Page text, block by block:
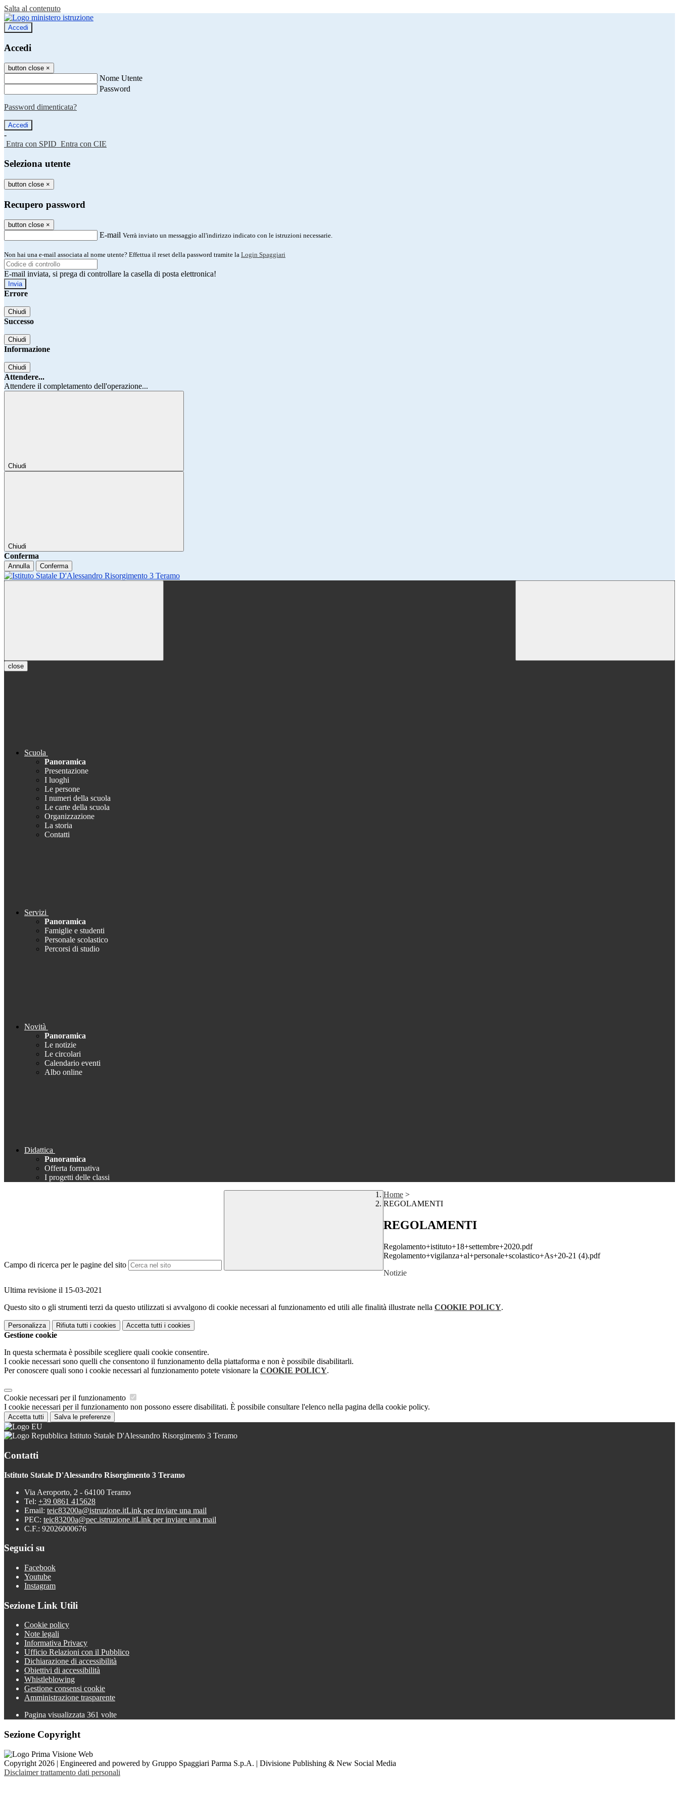
Salta al contenuto
Accedi
Accedi
button close ×
Nome Utente
Password
Password dimenticata?
-
Entra con SPID Entra con CIE
Seleziona utente
button close ×
Recupero password
button close ×
E-mail Verrà inviato un messaggio all'indirizzo indicato con le istruzioni necessarie.
Non hai una e-mail associata al nome utente? Effettua il reset della password tramite la Login Spaggiari
E-mail inviata, si prega di controllare la casella di posta elettronica!
Errore
Chiudi
Successo
Chiudi
Informazione
Chiudi
Attendere...
Attendere il completamento dell'operazione...
Chiudi
Chiudi
Conferma
Annulla Conferma
close
Scuola
Panoramica
Presentazione
I luoghi
Le persone
I numeri della scuola
Le carte della scuola
Organizzazione
La storia
Contatti
Servizi
Panoramica
Famiglie e studenti
Personale scolastico
Percorsi di studio
Novità
Panoramica
Le notizie
Le circolari
Calendario eventi
Albo online
Didattica
Panoramica
Offerta formativa
I progetti delle classi
Campo di ricerca per le pagine del sito
Home >
REGOLAMENTI
REGOLAMENTI
Regolamento+istituto+18+settembre+2020.pdf
Regolamento+vigilanza+al+personale+scolastico+As+20-21 (4).pdf
Notizie
Ultima revisione il 15-03-2021
Questo sito o gli strumenti terzi da questo utilizzati si avvalgono di cookie necessari al funzionamento ed utili alle finalità illustrate nella COOKIE POLICY.
Personalizza Rifiuta tutti i cookies Accetta tutti i cookies
Gestione cookie
In questa schermata è possibile scegliere quali cookie consentire.
I cookie necessari sono quelli che consentono il funzionamento della piattaforma e non è possibile disabilitarli.
Per conoscere quali sono i cookie necessari al funzionamento potete visionare la COOKIE POLICY.
Cookie necessari per il funzionamento
I cookie necessari per il funzionamento non possono essere disabilitati. È possibile consultare l'elenco nella pagina della cookie policy.
Accetta tutti Salva le preferenze
Istituto Statale D'Alessandro Risorgimento 3 Teramo
Contatti
Istituto Statale D'Alessandro Risorgimento 3 Teramo
Via Aeroporto, 2 - 64100 Teramo
Tel: +39 0861 415628
Email: teic83200a@istruzione.itLink per inviare una mail
PEC: teic83200a@pec.istruzione.itLink per inviare una mail
C.F.: 92026000676
Seguici su
Facebook
Youtube
Instagram
Sezione Link Utili
Cookie policy
Note legali
Informativa Privacy
Ufficio Relazioni con il Pubblico
Dichiarazione di accessibilità
Obiettivi di accessibilità
Whistleblowing
Gestione consensi cookie
Amministrazione trasparente
Pagina visualizzata 361 volte
Sezione Copyright
Copyright 2026 | Engineered and powered by Gruppo Spaggiari Parma S.p.A. | Divisione Publishing & New Social Media
Disclaimer trattamento dati personali